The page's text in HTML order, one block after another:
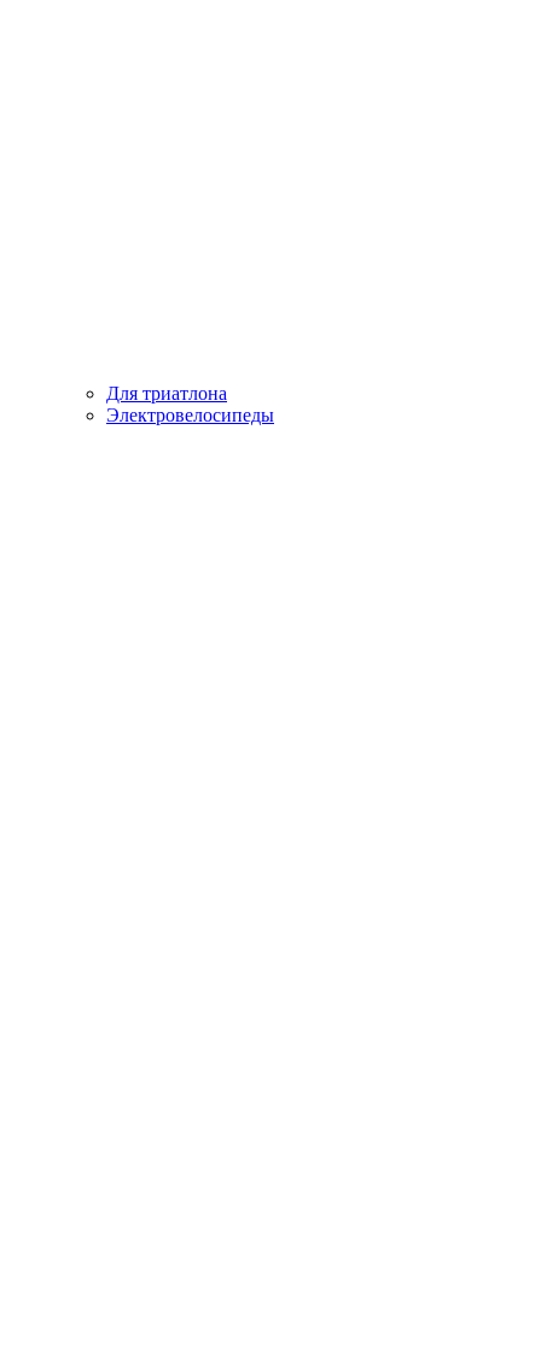
Для триатлона
Электровелосипеды